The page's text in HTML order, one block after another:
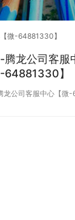
微-64881330】
腾龙公司客服
-64881330】
龙公司客服中心【微-